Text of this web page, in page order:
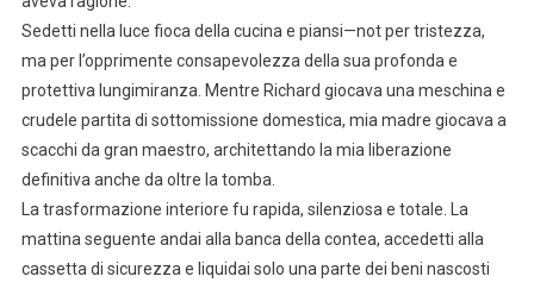
Sedetti nella luce fioca della cucina e piansi—not per tristezza,
ma per l’opprimente consapevolezza della sua profonda e
protettiva lungimiranza. Mentre Richard giocava una meschina e
crudele partita di sottomissione domestica, mia madre giocava a
scacchi da gran maestro, architettando la mia liberazione
definitiva anche da oltre la tomba.
La trasformazione interiore fu rapida, silenziosa e totale. La
mattina seguente andai alla banca della contea, accedetti alla
cassetta di sicurezza e liquidai solo una parte dei beni nascosti